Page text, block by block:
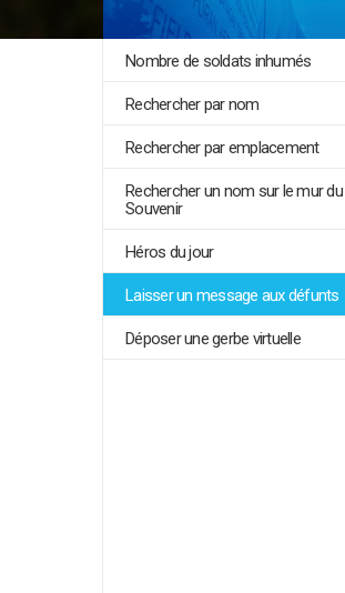
Nombre de soldats inhumés
Rechercher par nom
Rechercher par emplacement
Rechercher un nom sur le mur du
Souvenir
Héros du jour
Laisser un message aux défunts
Déposer une gerbe virtuelle